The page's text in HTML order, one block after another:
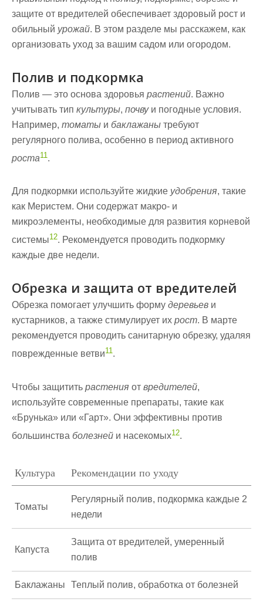
защите от вредителей обеспечивает здоровый рост и
обильный урожай. В этом разделе мы расскажем, как
организовать уход за вашим садом или огородом.
Полив и подкормка
Полив — это основа здоровья растений. Важно
учитывать тип культуры, почвуи погодные условия.
Например, томаты и баклажаны требуют
регулярного полива, особенно в период активного
роста11 .
Для подкормки используйте жидкие удобрения, такие
как Меристем. Они содержат макро- и
микроэлементы, необходимые для развития корневой
системы12. Рекомендуется проводить подкормку
каждые две недели.
Обрезка и защита от вредителей
Обрезка помогает улучшить форму деревьев и
кустарников, а также стимулирует их рост. В марте
рекомендуется проводить санитарную обрезку, удаляя
поврежденные ветви11.
Чтобы защитить растения от вредителей,
используйте современные препараты, такие как
«Брунька» или «Гарт». Они эффективны против
большинства болезней и насекомых12.
Культура Рекомендации по уходу
Томаты
Регулярный полив, подкормка каждые 2
недели
Капуста
Защита от вредителей, умеренный
полив
Баклажаны Теплый полив, обработка от болезней